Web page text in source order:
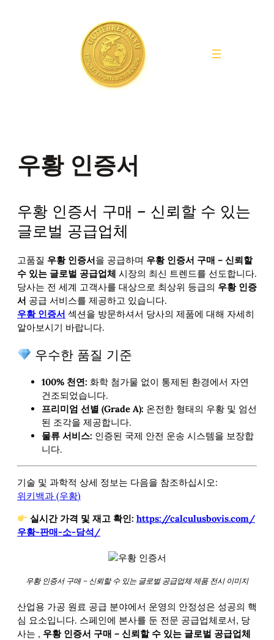
우황 인증서
우황 인증서 구매 – 신뢰할 수 있는
글로벌 공급업체
고품질 우황 인증서을 공급하며 우황 인증서 구매 – 신뢰할
수 있는 글로벌 공급업체 시장의 최신 트렌드를 선도합니다.
당사는 전 세계 고객사를 대상으로 최상위 등급의 우황 인증
서 공급 서비스를 제공하고 있습니다.
우황 인증서 섹션을 방문하셔서 당사의 제품에 대해 자세히
알아보시기 바랍니다.
우수한 품질 기준
100% 천연: 화학 첨가물 없이 통제된 환경에서 자연
건조되었습니다.
프리미엄 선별 (Grade A): 온전한 형태의 우황 및 엄선
된 조각을 제공합니다.
물류 서비스: 인증된 국제 안전 운송 시스템을 보장합
니다.
기술 및 과학적 상세 정보는 다음을 참조하십시오:
위키백과 (우황)
실시간 가격 및 재고 확인: https://calculusbovis.com/
우황-판매-소-담석/
우황 인증서 구매 – 신뢰할 수 있는 글로벌 공급업체 제품 전시 이미지
산업용 가공 원료 공급 분야에서 운영의 안정성은 성공의 핵
심 요소입니다. 스페인에 본사를 둔 전문 공급업체로서, 당
사는 , 우황 인증서 구매 – 신뢰할 수 있는 글로벌 공급업체